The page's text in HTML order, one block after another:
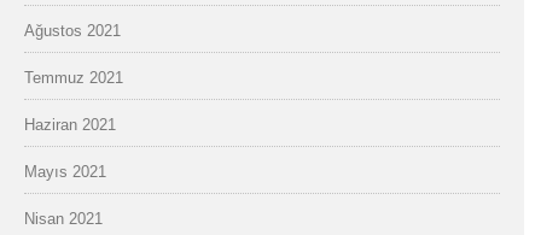
Ağustos 2021
Temmuz 2021
Haziran 2021
Mayıs 2021
Nisan 2021